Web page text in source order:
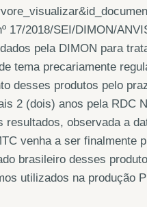
17/2018/SEI/DIMON/
pela DIMON para
tema precariamente
desses produtos pelo
2 (dois) anos pela RDC
observada a
venha a ser finalmente
brasileiro desses
utilizados na produção